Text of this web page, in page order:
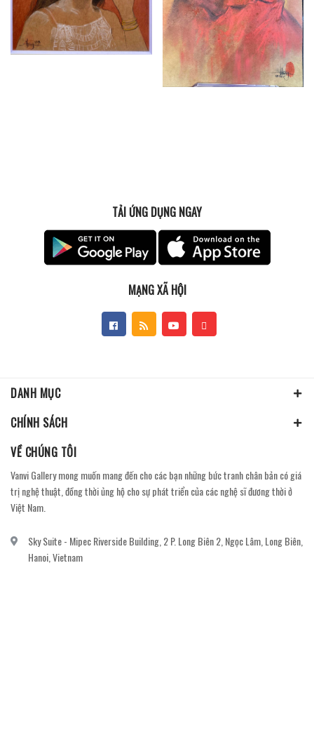
TẢI ỨNG DỤNG NGAY
MẠNG XÃ HỘI
DANH MỤC
CHÍNH SÁCH
VỀ CHÚNG TÔI
Vanvi Gallery mong muốn mang đến cho các bạn những bức tranh chân bản có giá
trị nghệ thuật, đồng thời ủng hộ cho sự phát triển của các nghệ sĩ đương thời ở
Việt Nam.
Sky Suite - Mipec Riverside Building, 2 P. Long Biên 2, Ngọc Lâm, Long Biên,
Hanoi, Vietnam